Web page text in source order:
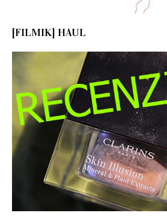
[FILMIK] HAUL